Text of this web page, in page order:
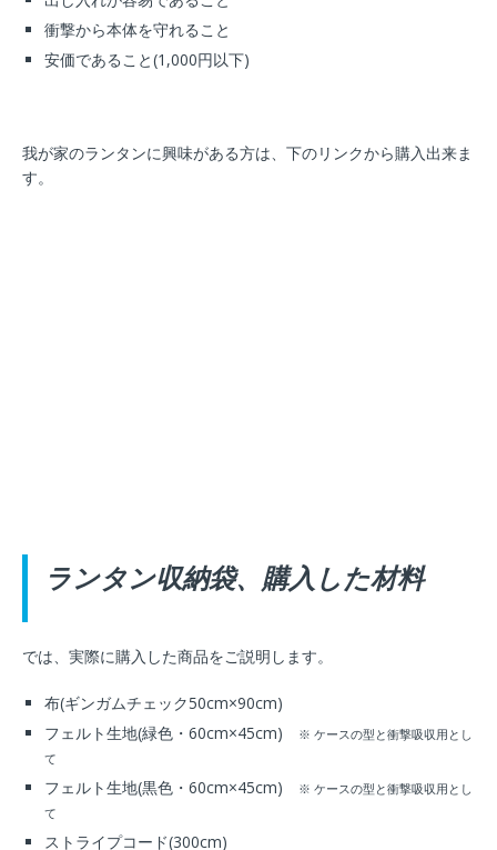
衝撃から本体を守れること
安価であること(1,000円以下)
我が家のランタンに興味がある方は、下のリンクから購入出来ま
す。
ランタン収納袋、購入した材料
では、実際に購入した商品をご説明します。
布(ギンガムチェック50cm×90cm)
フェルト生地(緑色・60cm×45cm)
※ ケースの型と衝撃吸収用とし
て
フェルト生地(黒色・60cm×45cm)
※ ケースの型と衝撃吸収用とし
て
ストライプコード(300cm)